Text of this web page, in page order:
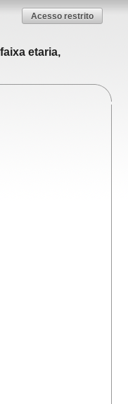
Acesso restrito
etaria,